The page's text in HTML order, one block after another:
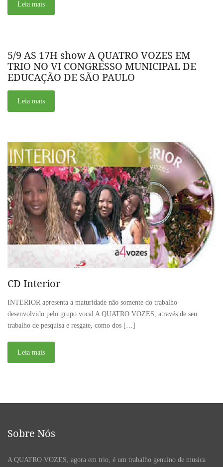
Leia mais
5/9 AS 17H show A QUATRO VOZES EM
TRIO NO VI CONGRESSO MUNICIPAL DE
EDUCAÇÃO DE SÃO PAULO
Leia mais
CD Interior
INTERIOR apresenta a maturidade não somente do trabalho
desenvolvido pelo grupo vocal A QUATRO VOZES, através de seu
trabalho de pesquisa e resgate, como dos […]
Leia mais
Sobre Nós
A QUATRO VOZES, agora em trio, é um trabalho genuíno de musica